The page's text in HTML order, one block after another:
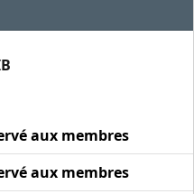
aux membres
aux membres